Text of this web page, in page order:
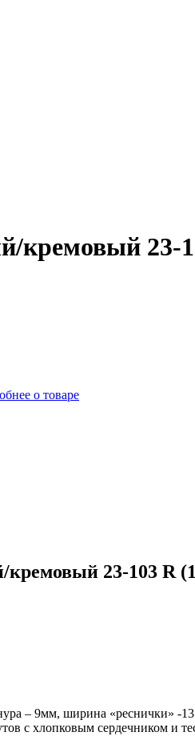
кремовый 23-
о товаре
23-103 R
– 9мм, ширина «реснички» -
с хлопковым сердечником и